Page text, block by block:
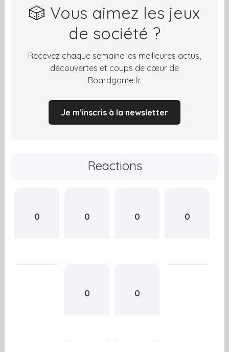
🎲 Vous aimez les jeux
de société ?
Recevez chaque semaine les meilleures actus,
découvertes et coups de cœur de
Boardgame.fr.
Je m’inscris à la newsletter
Reactions
0 0 0 0
0 0